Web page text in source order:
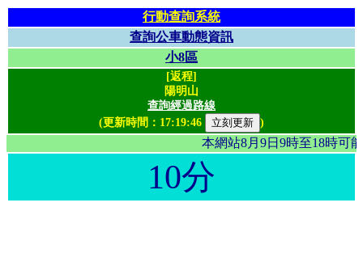
行動查詢系統
查詢公車動態資訊
小8區
[返程]
陽明山
查詢經過路線
(更新時間： 17:19:46 )
本網站8月9日9時至18
10分